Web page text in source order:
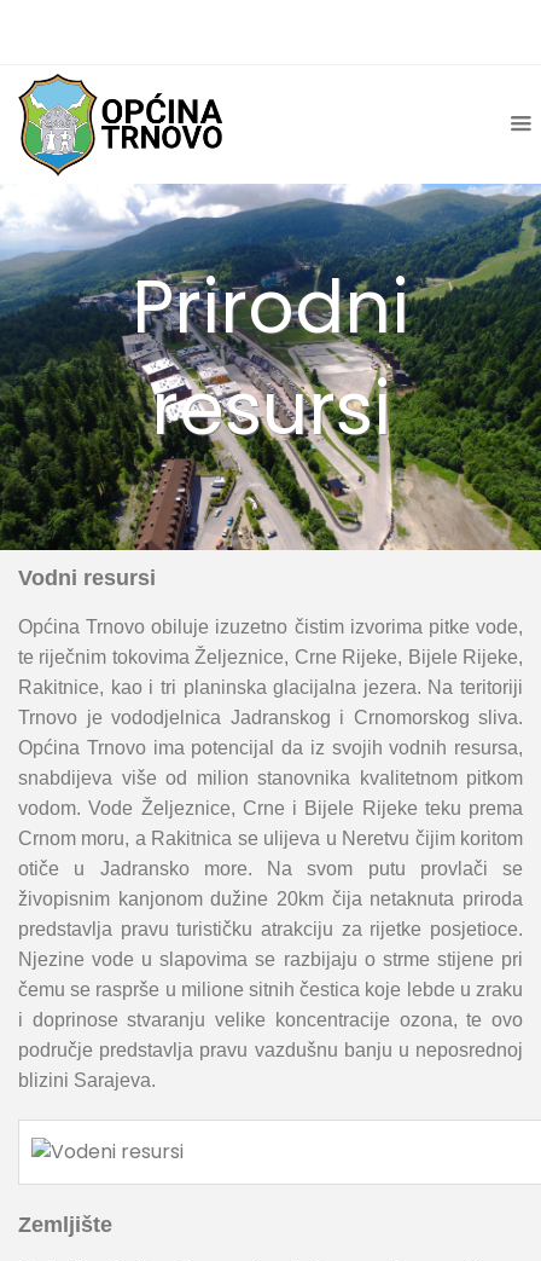
Prirodni
resursi
Vodni resursi
Općina Trnovo obiluje izuzetno čistim izvorima pitke vode,
te riječnim tokovima Željeznice, Crne Rijeke, Bijele Rijeke,
Rakitnice, kao i tri planinska glacijalna jezera. Na teritoriji
Trnovo je vododjelnica Jadranskog i Crnomorskog sliva.
Općina Trnovo ima potencijal da iz svojih vodnih resursa,
snabdijeva više od milion stanovnika kvalitetnom pitkom
vodom. Vode Željeznice, Crne i Bijele Rijeke teku prema
Crnom moru, a Rakitnica se ulijeva u Neretvu čijim koritom
otiče u Jadransko more. Na svom putu provlači se
živopisnim kanjonom dužine 20km čija netaknuta priroda
predstavlja pravu turističku atrakciju za rijetke posjetioce.
Njezine vode u slapovima se razbijaju o strme stijene pri
čemu se rasprše u milione sitnih čestica koje lebde u zraku
i doprinose stvaranju velike koncentracije ozona, te ovo
područje predstavlja pravu vazdušnu banju u neposrednoj
blizini Sarajeva.
Zemljište